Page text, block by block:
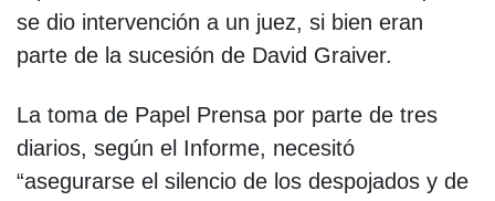
se dio intervención a un juez, si bien eran
parte de la sucesión de David Graiver.
La toma de Papel Prensa por parte de tres
diarios, según el Informe, necesitó
“asegurarse el silencio de los despojados y de